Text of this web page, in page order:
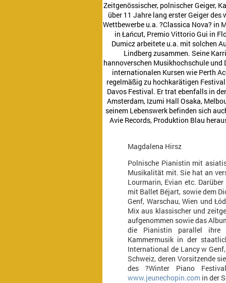
Zeitgenössischer, polnischer Geiger,
über 11 Jahre lang erster Geiger
Wettbewerbe u.a. ?Classica Nova? in
in Łańcut, Premio Vittorio Gui in
Dumicz arbeitete u.a. mit solchen
Lindberg zusammen. Seine
hannoverschen Musikhochschule
internationalen Kursen wie Perth
regelmäßig zu hochkarätigen
Davos Festival. Er trat ebenfalls in
Amsterdam, Izumi Hall Osaka,
seinem Lebenswerk befinden sich
Avie Records, Produktion Blau
Magdalena Hirsz
Polnische Pianistin mit
Musikalität mit. Sie hat an
Lourmarin, Evian etc.
mit Ballet Béjart, sowie dem
Genf, Warschau, Wien und
Mix aus klassischer und
aufgenommen sowie das
die Pianistin parallel ihre
Kammermusik in der
International de Lancy w
Schweiz, deren Vorsitzende
des ?Winter Piano
www.jeunechopin.com in der